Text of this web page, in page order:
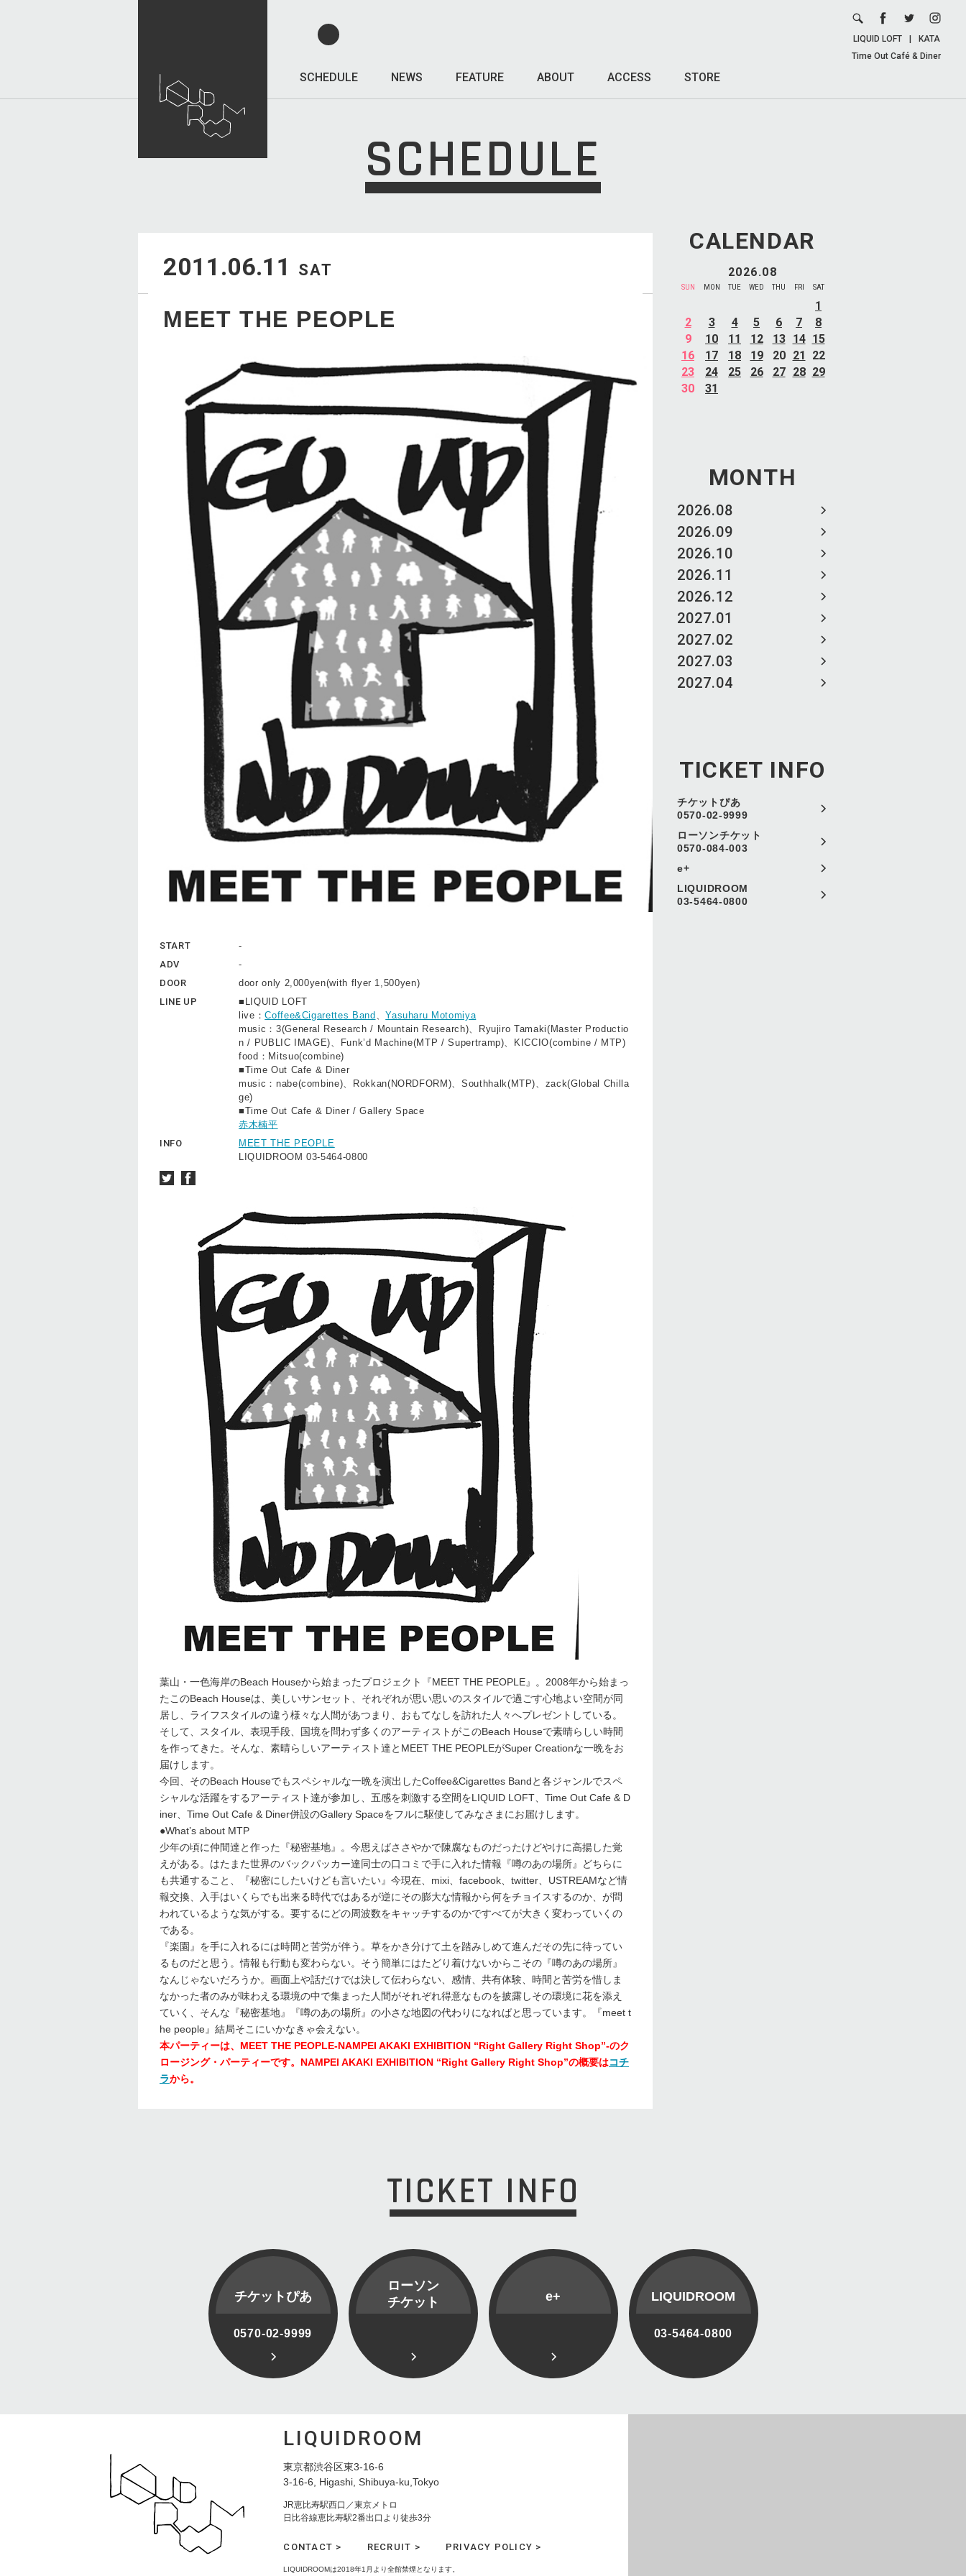
SCHEDULE NEWS FEATURE ABOUT ACCESS STORE
LIQUID LOFT
KATA
Time Out Café & Diner
SCHEDULE
CALENDAR
2026.08
SUN MON TUE WED THU FRI SAT
1
2
3 4 5 6 7
8
9
10 11 12 13 14 15
16
17 18 19 20 21
22
23
24 25 26 27 28 29
30
31
MONTH
2026.08
2026.09
2026.10
2026.11
2026.12
2027.01
2027.02
2027.03
2027.04
TICKET INFO
チケットぴあ
0570-02-9999
ローソンチケット
0570-084-003
e+
LIQUIDROOM
03-5464-0800
2011.06.11 SAT
MEET THE PEOPLE
START
-
ADV
-
DOOR
door only 2,000yen(with flyer 1,500yen)
LINE UP
■LIQUID LOFT
live：Coffee&Cigarettes Band 、Yasuharu Motomiya
music：3(General Research / Mountain Research)、Ryujiro Tamaki(Master Productio
n / PUBLIC IMAGE)、Funk’d Machine(MTP / Supertramp)、KICCIO(combine / MTP)
food：Mitsuo(combine)
■Time Out Cafe & Diner
music：nabe(combine)、Rokkan(NORDFORM)、Southhalk(MTP)、zack(Global Chilla
ge)
■Time Out Cafe & Diner / Gallery Space
赤木楠平
INFO
MEET THE PEOPLE
LIQUIDROOM 03-5464-0800
葉山・一色海岸のBeach Houseから始まったプロジェクト『MEET THE PEOPLE』。2008年から始まっ
たこのBeach Houseは、美しいサンセット、それぞれが思い思いのスタイルで過ごす心地よい空間が同
居し、ライフスタイルの違う様々な人間があつまり、おもてなしを訪れた人々へプレゼントしている。
そして、スタイル、表現手段、国境を問わず多くのアーティストがこのBeach Houseで素晴らしい時間
を作ってきた。そんな、素晴らしいアーティスト達とMEET THE PEOPLEがSuper Creationな一晩をお
届けします。
今回、そのBeach Houseでもスペシャルな一晩を演出したCoffee&Cigarettes Bandと各ジャンルでスペ
シャルな活躍をするアーティスト達が参加し、五感を刺激する空間をLIQUID LOFT、Time Out Cafe & D
iner、Time Out Cafe & Diner併設のGallery Spaceをフルに駆使してみなさまにお届けします。
●What’s about MTP
少年の頃に仲間達と作った『秘密基地』。今思えばささやかで陳腐なものだったけどやけに高揚した覚
えがある。はたまた世界のバックパッカー達同士の口コミで手に入れた情報『噂のあの場所』どちらに
も共通すること、『秘密にしたいけども言いたい』今現在、mixi、facebook、twitter、USTREAMなど情
報交換、入手はいくらでも出来る時代ではあるが逆にその膨大な情報から何をチョイスするのか、が問
われているような気がする。要するにどの周波数をキャッチするのかですべてが大きく変わっていくの
である。
『楽園』を手に入れるには時間と苦労が伴う。草をかき分けて土を踏みしめて進んだその先に待ってい
るものだと思う。情報も行動も変わらない。そう簡単にはたどり着けないからこその『噂のあの場所』
なんじゃないだろうか。画面上や話だけでは決して伝わらない、感情、共有体験、時間と苦労を惜しま
なかった者のみが味わえる環境の中で集まった人間がそれぞれ得意なものを披露しその環境に花を添え
ていく、そんな『秘密基地』『噂のあの場所』の小さな地図の代わりになればと思っています。『meet t
he people』結局そこにいかなきゃ会えない。
本パーティーは、MEET THE PEOPLE-NAMPEI AKAKI EXHIBITION “Right Gallery Right Shop”-のク
ロージング・パーティーです。NAMPEI AKAKI EXHIBITION “Right Gallery Right Shop”の概要はコチ
ラから。
TICKET INFO
チケットぴあ
0570-02-9999
ローソン
チケット
e+ LIQUIDROOM
03-5464-0800
LIQUIDROOM
東京都渋谷区東3-16-6
3-16-6, Higashi, Shibuya-ku,Tokyo
JR恵比寿駅西口／東京メトロ
日比谷線恵比寿駅2番出口より徒歩3分
CONTACT > RECRUIT > PRIVACY POLICY >
LIQUIDROOMは2018年1月より全館禁煙となります。